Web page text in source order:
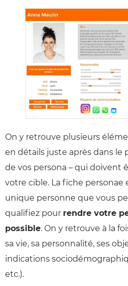
On y retrouve plusieurs
en détails juste après dans le
de vos persona – qui doivent
votre cible. La fiche personae
unique personne que vous
qualifiez pour rendre votre
possible. On y retrouve à la
sa vie, sa personnalité, ses
indications
etc.).